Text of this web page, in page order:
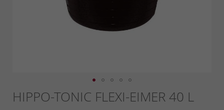
Skip
toHIPPO-TONIC FLEXI-EIMER 40 L